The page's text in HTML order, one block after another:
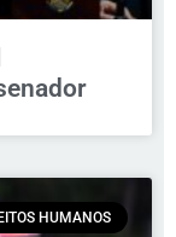
HUMANOS